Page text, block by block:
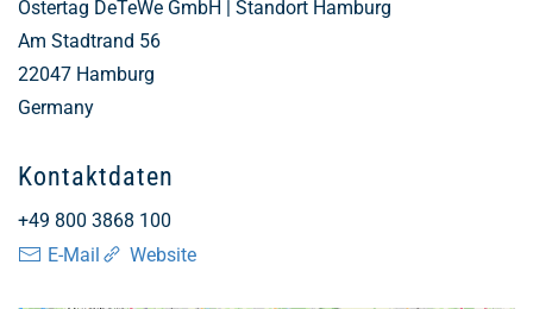
Ostertag DeTeWe GmbH | Standort Hamburg
Am Stadtrand 56
22047 Hamburg
Germany
Kontaktdaten
+49 800 3868 100
E-Mail
Website